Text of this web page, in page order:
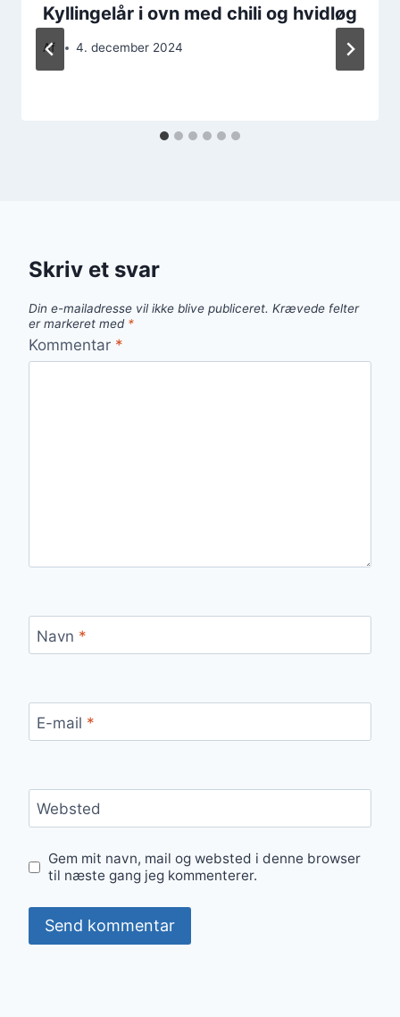
Kyllingelår i ovn med chili og hvidløg
Af 4. december 2024
Skriv et svar
Din e-mailadresse vil ikke blive publiceret. Krævede felter
er markeret med *
Kommentar *
Navn *
E-mail *
Websted
Gem mit navn, mail og websted i denne browser
til næste gang jeg kommenterer.